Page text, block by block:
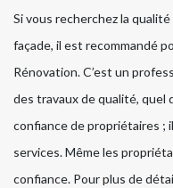
Si vous recherchez la
façade, il est recommandé
Rénovation. C’est un
des travaux de qualité, quel
confiance de propriétaires ;
services. Même les
confiance. Pour plus de